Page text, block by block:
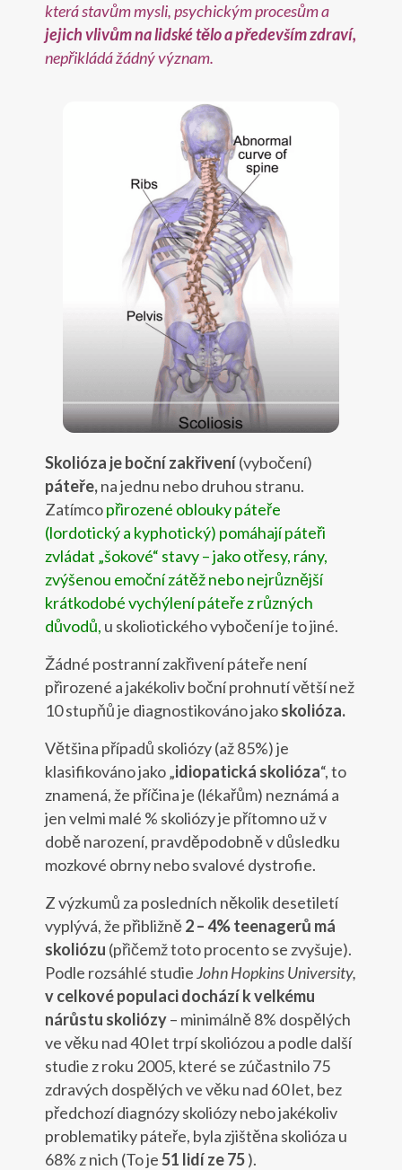
která stavům mysli, psychickým procesům a
jejich vlivům na lidské tělo a především zdraví,
nepřikládá žádný význam.
Skolióza je boční zakřivení(vybočení)
páteře,na jednu nebo druhou stranu.
Zatímcopřirozené oblouky páteře
(lordotický a kyphotický) pomáhají páteři
zvládat „šokové“ stavy – jako otřesy, rány,
zvýšenou emoční zátěž nebo nejrůznější
krátkodobé vychýlení páteře z různých
důvodů, u skoliotického vybočení je to jiné.
Žádné postranní zakřivení páteře není
přirozené a jakékoliv boční prohnutí větší než
10 stupňů je diagnostikováno jakoskolióza.
Většina případů skoliózy (až 85%) je
klasifikováno jako „idiopatická skolióza“, to
znamená, že příčina je (lékařům) neznámá a
jen velmi malé % skoliózy je přítomno už v
době narození, pravděpodobně v důsledku
mozkové obrny nebo svalové dystrofie.
Z výzkumů za posledních několik desetiletí
vyplývá, že přibližně2 – 4% teenagerů má
skoliózu (přičemž toto procento se zvyšuje).
Podle rozsáhlé studieJohn Hopkins University,
v celkové populaci dochází k velkému
nárůstu skoliózy– minimálně 8% dospělých
ve věku nad 40 let trpí skoliózou a podle další
studie z roku 2005, které se zúčastnilo 75
zdravých dospělých ve věku nad 60 let, bez
předchozí diagnózy skoliózy nebo jakékoliv
problematiky páteře, byla zjištěna skolióza u
68% z nich (To je51 lidí ze 75).